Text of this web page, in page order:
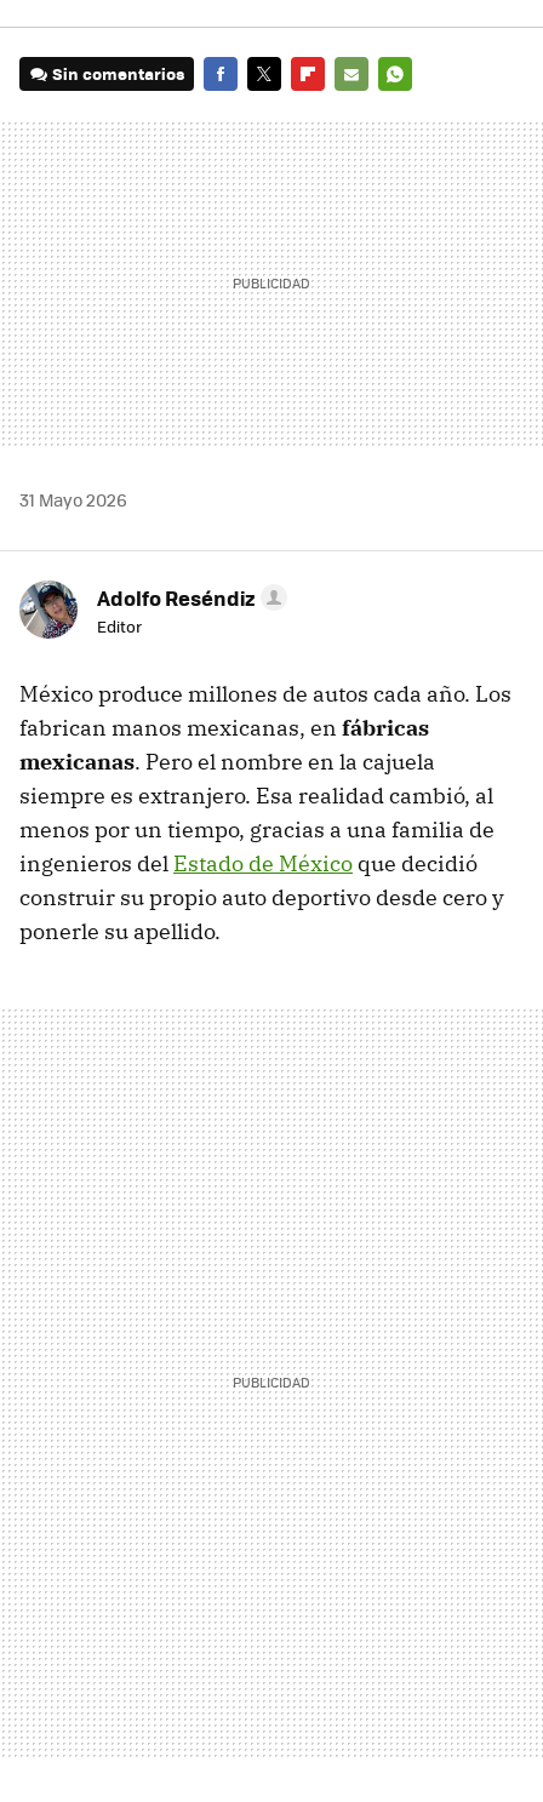
Sin comentarios
MAIL
31 Mayo 2026
Adolfo Reséndiz
Editor
México produce millones de autos cada año. Los
fabrican manos mexicanas, en fábricas
mexicanas. Pero el nombre en la cajuela
siempre es extranjero. Esa realidad cambió, al
menos por un tiempo, gracias a una familia de
ingenieros del Estado de México que decidió
construir su propio auto deportivo desde cero y
ponerle su apellido.